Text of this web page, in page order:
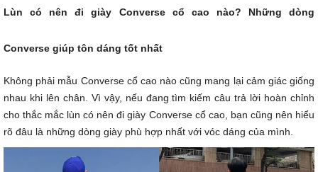
Lùn có nên đi giày Converse cổ cao nào? Những dòng
Converse giúp tôn dáng tốt nhất
Không phải mẫu Converse cổ cao nào cũng mang lại cảm giác giống
nhau khi lên chân. Vì vậy, nếu đang tìm kiếm câu trả lời hoàn chỉnh
cho thắc mắc lùn có nên đi giày Converse cổ cao, bạn cũng nên hiểu
rõ đâu là những dòng giày phù hợp nhất với vóc dáng của mình.